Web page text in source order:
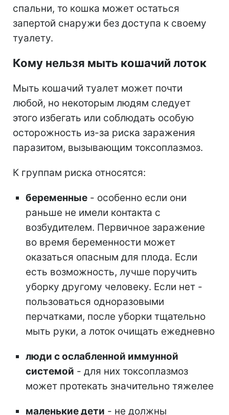
спальни, то кошка может остаться
запертой снаружи без доступа к своему
туалету.
Кому нельзя мыть кошачий лоток
Мыть кошачий туалет может почти
любой, но некоторым людям следует
этого избегать или соблюдать особую
осторожность из-за риска заражения
паразитом, вызывающим токсоплазмоз.
К группам риска относятся:
беременные - особенно если они
раньше не имели контакта с
возбудителем. Первичное заражение
во время беременности может
оказаться опасным для плода. Если
есть возможность, лучше поручить
уборку другому человеку. Если нет -
пользоваться одноразовыми
перчатками, после уборки тщательно
мыть руки, а лоток очищать ежедневно
люди с ослабленной иммунной
системой - для них токсоплазмоз
может протекать значительно тяжелее
маленькие дети - не должны